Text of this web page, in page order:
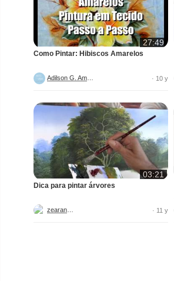
27:49
Como Pintar: Hibiscos Amarelos
· 10 y
03:21
Dica para pintar árvores
· 11 y